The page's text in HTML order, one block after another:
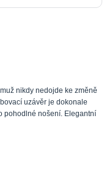
nikdy nedojde ke změně
uzávěr je dokonale
pohodlné nošení. Elegantní